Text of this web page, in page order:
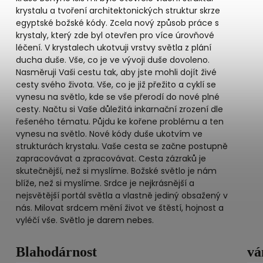
krystalu a tvoření architektonických struktur skrze
egyptské božské kódy. Zcela nový způsob práce s
krystaly, který zde byl otevřen pro více úrovňové
léčení. V krystalech ukotvuji vrstvy světla z plání
ducha duše. Vše, co je ve vývoji duše dovoleno.
Nasměruji Vaši cestu tak, aby jste mohli dojít živé
cesty svého života. Vše, co je již přežito a cyklí se
vynesu na světlo, kde se vše přerodí do nové plné
cesty. Načtu si Vaše důležitá inkarnační zrození dle
řešeného tématu. Půjdu ke kořene problému a ten
vynesu na světlo. Nové kódy duše ukotvím ve
strukturách krystalu. Vaše cesta se začne postupně
zapracovávat a zpracovávat. Cesta zázraků je
skutečnější, než si myslíme. Božské světlo je nám
blíže, než si myslíme. Srdce je nejkrásnější a
nejsvětější portál světla a vlastně jediný obsažený v
nás. Milovat srdcem mění život ve štěstí, hojnost a
vyléčí vše. Světlo je darem nebes.
Blahodárnost